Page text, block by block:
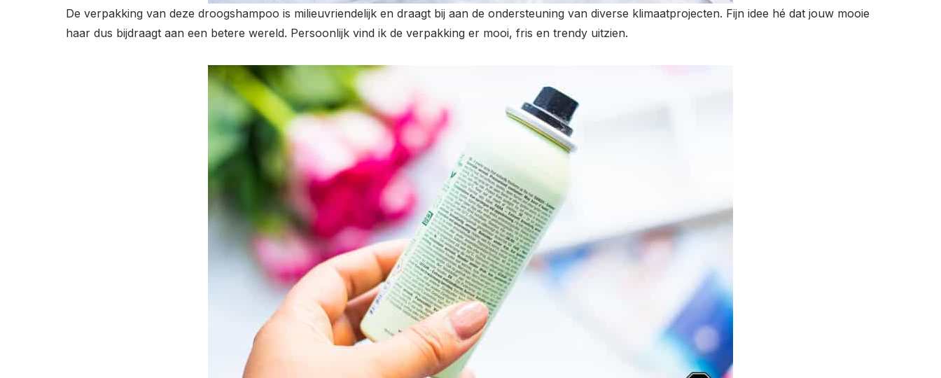
De verpakking van deze droogshampoo is milieuvriendelijk en draagt bij aan de ondersteuning van diverse klimaatprojecten. Fijn idee hé dat jouw mooie
haar dus bijdraagt aan een betere wereld. Persoonlijk vind ik de verpakking er mooi, fris en trendy uitzien.